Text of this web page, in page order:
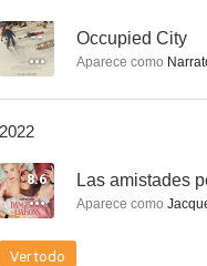
-- Occupied City
Aparece como
2022
8.6 Las amistades
Aparece como
Ver todo